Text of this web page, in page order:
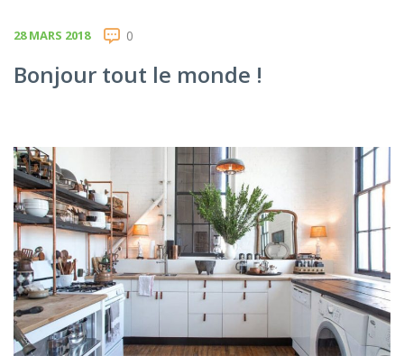
28 MARS 2018 0
Bonjour tout le monde !